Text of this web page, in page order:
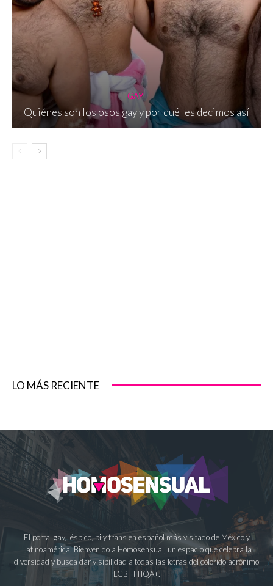
GAY
Quiénes son los osos gay y por qué les decimos así
LO MÁS RECIENTE
El portal gay, lésbico, bi y trans en español más visitado de México y
Latinoamérica. Bienvenido a Homosensual, un espacio que celebra la
diversidad y busca dar visibilidad a todas las letras del colorido acrónimo
LGBTTTIQA+.